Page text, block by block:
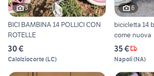
3
BICI BAMBINA 14 POLLICI CON
ROTELLE
30 €
Calolziocorte(LC)
6
bicicletta 14
come nuova
35 €
Napoli(NA)